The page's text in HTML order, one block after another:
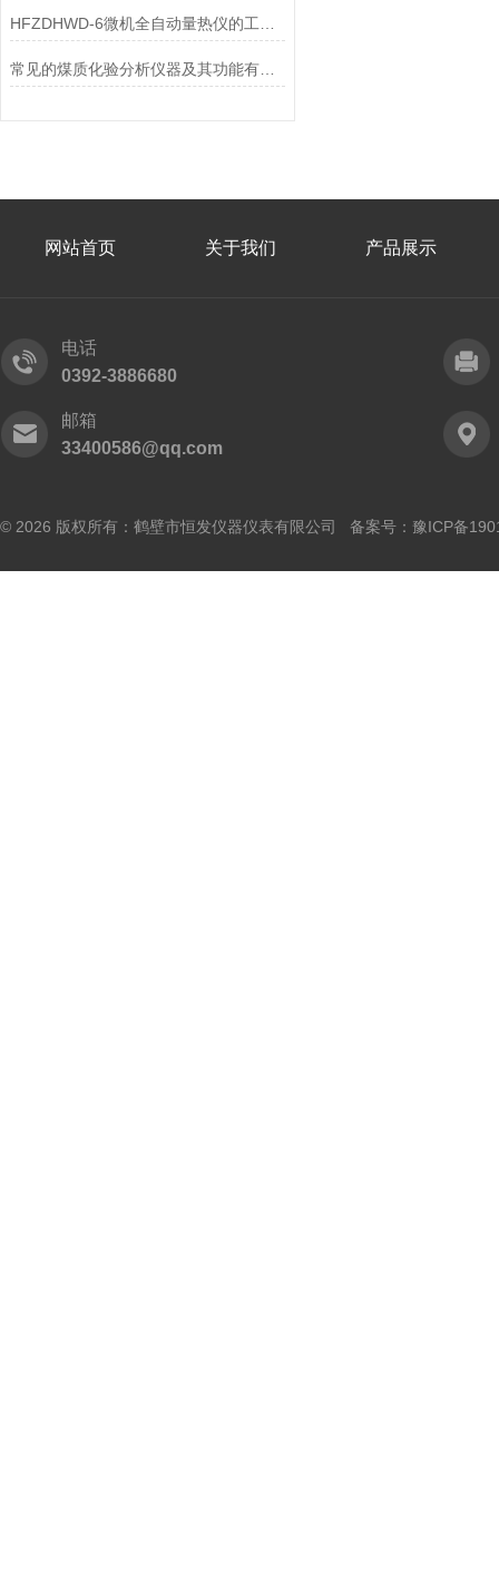
常见的煤质化验分析仪器及其功能有哪些？
网站首页 关于我们 产品展示
电话
0392-3886680
邮箱
33400586@qq.com
© 2026 版权所有：鹤壁市恒发仪器仪表有限公司 备案号： 豫ICP备